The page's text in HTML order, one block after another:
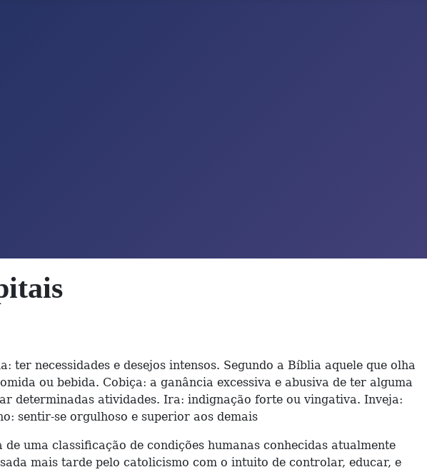
necessidades e desejos intensos. Segundo a Bíblia aquele que olha
ou bebida. Cobiça: a ganância excessiva e abusiva de ter alguma
determinadas atividades. Ira: indignação forte ou vingativa. Inveja:
sentir-se orgulhoso e superior aos demais
de uma classificação de condições humanas conhecidas atualmente
mais tarde pelo catolicismo com o intuito de controlar, educar, e